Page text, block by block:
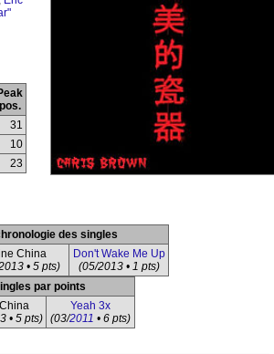
pos.
31
10
23
des singles
China
• 5 pts)
Don't Wake Me Up
(05/2013 • 1 pts)
par points
• 5 pts)
Yeah 3x
(03/2011 • 6 pts)